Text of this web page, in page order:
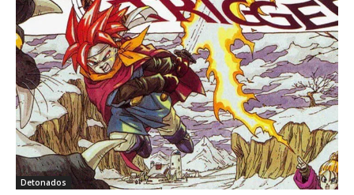
Detonados